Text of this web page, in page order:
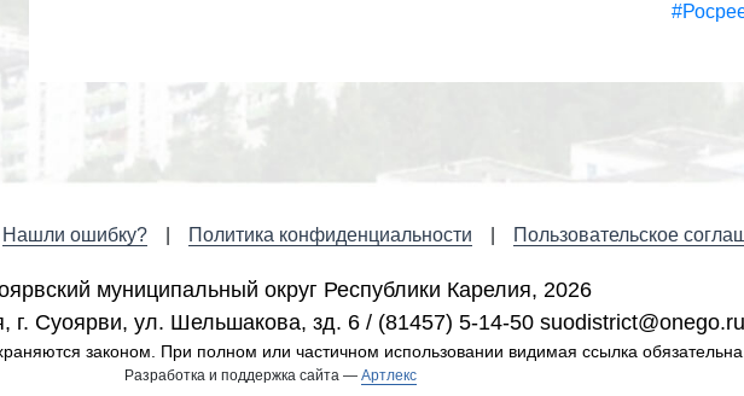
Нашли ошибку? Политика конфиденциальности Пользовательское
муниципальный округ Республики Карелия, 2026
г. Cуоярви, ул. Шельшакова, зд. 6 / (81457) 5-14-50 suodistrict@onego.ru
законом. При полном или частичном использовании видимая ссылка обязательна.
Разработка и поддержка сайта — Артлекс